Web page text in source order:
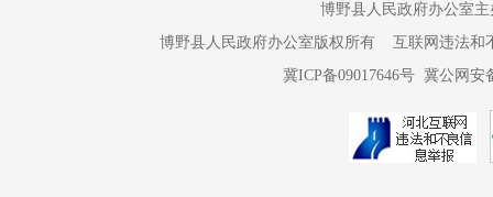
博野县人民政府办公室
博野县人民政府办公室版权所有 互联网违法和不
冀ICP备09017646号 冀公网安